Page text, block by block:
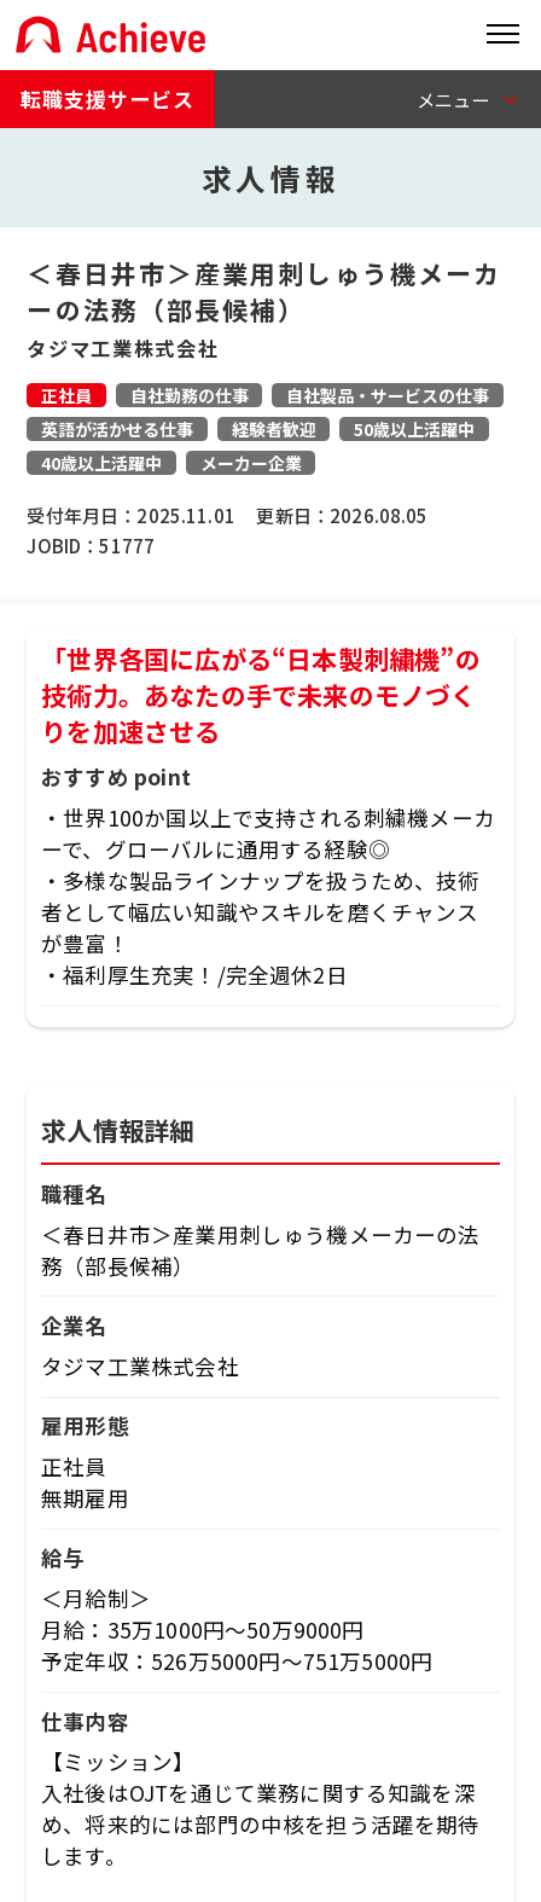
転職支援サービス
求人情報
＜春日井市＞産業用刺しゅう機メーカ
ーの法務（部長候補）
タジマ工業株式会社
正社員 自社勤務の仕事
自社製品・サービスの仕事
英語が活かせる仕事
経験者歓迎
50歳以上活躍中
40歳以上活躍中
メーカー企業
受付年月日： 2025.11.01 更新日： 2026.08.05
JOBID：51777
「世界各国に広がる“日本製刺繍機”の
技術力。あなたの手で未来のモノづく
りを加速させる
おすすめ point
・世界100か国以上で支持される刺繍機メーカ
ーで、グローバルに通用する経験◎
・多様な製品ラインナップを扱うため、技術
者として幅広い知識やスキルを磨くチャンス
が豊富！
・福利厚生充実！/完全週休2日
求人情報詳細
職種名
＜春日井市＞産業用刺しゅう機メーカーの法
務（部長候補）
企業名
タジマ工業株式会社
雇用形態
正社員
無期雇用
給与
＜月給制＞
月給：35万1000円～50万9000円
予定年収：526万5000円～751万5000円
仕事内容
【ミッション】
入社後はOJTを通じて業務に関する知識を深
め、将来的には部門の中核を担う活躍を期待
します。